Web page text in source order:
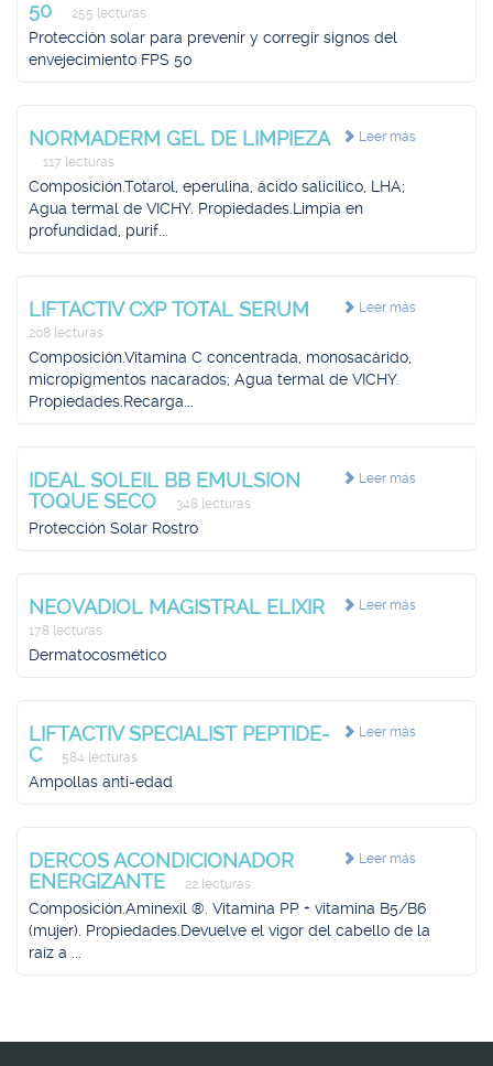
50
255 lecturas
Protección solar para prevenir y corregir signos del
envejecimiento FPS 50
Leer más
NORMADERM GEL DE LIMPIEZA
117 lecturas
Composición.Totarol, eperulina, ácido salicílico, LHA;
Agua termal de VICHY. Propiedades.Limpia en
profundidad, purif...
Leer más
LIFTACTIV CXP TOTAL SERUM
208 lecturas
Composición.Vitamina C concentrada, monosacárido,
micropigmentos nacarados; Agua termal de VICHY.
Propiedades.Recarga...
Leer más
IDEAL SOLEIL BB EMULSION
TOQUE SECO
348 lecturas
Protección Solar Rostro
Leer más
NEOVADIOL MAGISTRAL ELIXIR
178 lecturas
Dermatocosmético
Leer más
LIFTACTIV SPECIALIST PEPTIDE-
C
584 lecturas
Ampollas anti-edad
Leer más
DERCOS ACONDICIONADOR
ENERGIZANTE
22 lecturas
Composición.Aminexil ®. Vitamina PP + vitamina B5/B6
(mujer). Propiedades.Devuelve el vigor del cabello de la
raíz a ...